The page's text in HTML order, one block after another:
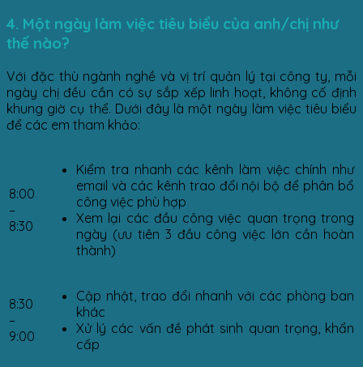
4. Một ngày làm việc tiêu biểu của anh/chị như
thế nào?
Với đặc thù ngành nghề và vị trí quản lý tại công ty, mỗi
ngày chị đều cần có sự sắp xếp linh hoạt, không cố định
khung giờ cụ thể. Dưới đây là một ngày làm việc tiêu biểu
để các em tham khảo:
8:00
–
8:30
Kiểm tra nhanh các kênh làm việc chính như
email và các kênh trao đổi nội bộ để phân bổ
công việc phù hợp
Xem lại các đầu công việc quan trọng trong
ngày (ưu tiên 3 đầu công việc lớn cần hoàn
thành)
8:30
–
9:00
Cập nhật, trao đổi nhanh với các phòng ban
khác
Xử lý các vấn đề phát sinh quan trọng, khẩn
cấp